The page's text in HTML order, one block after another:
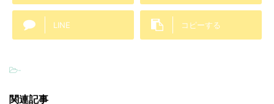
LINE コピーする
-
関連記事